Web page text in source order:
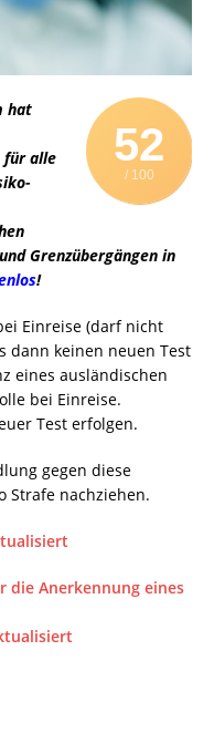
52
/ 100
hat
für alle
Grenzübergängen in
!
Einreise (darf nicht
dann keinen neuen Test
eines ausländischen
bei Einreise.
Test erfolgen.
gegen diese
Strafe nachziehen.
die Anerkennung eines